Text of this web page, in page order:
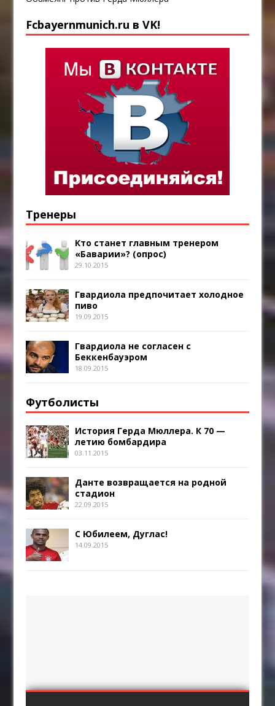
Fcbayernmunich.ru в VK!
Тренеры
Кто станет главным тренером
«Баварии»? (опрос)
29.10.2015
Гвардиола предпочитает холодное
пиво
19.09.2015
Гвардиола не согласен с
Беккенбауэром
18.09.2015
Футболисты
История Герда Мюллера. К 70 —
летию бомбардира
03.11.2015
Данте возвращается на родной
стадион
22.09.2015
С Юбилеем, Дуглас!
14.09.2015